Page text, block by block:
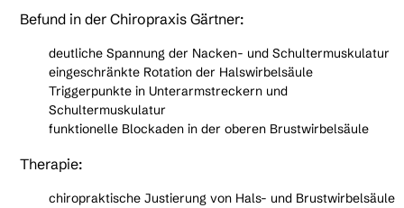
Befund in der Chiropraxis Gärtner:
deutliche Spannung der Nacken- und Schultermuskulatur
eingeschränkte Rotation der Halswirbelsäule
Triggerpunkte in Unterarmstreckern und
Schultermuskulatur
funktionelle Blockaden in der oberen Brustwirbelsäule
Therapie:
chiropraktische Justierung von Hals- und Brustwirbelsäule